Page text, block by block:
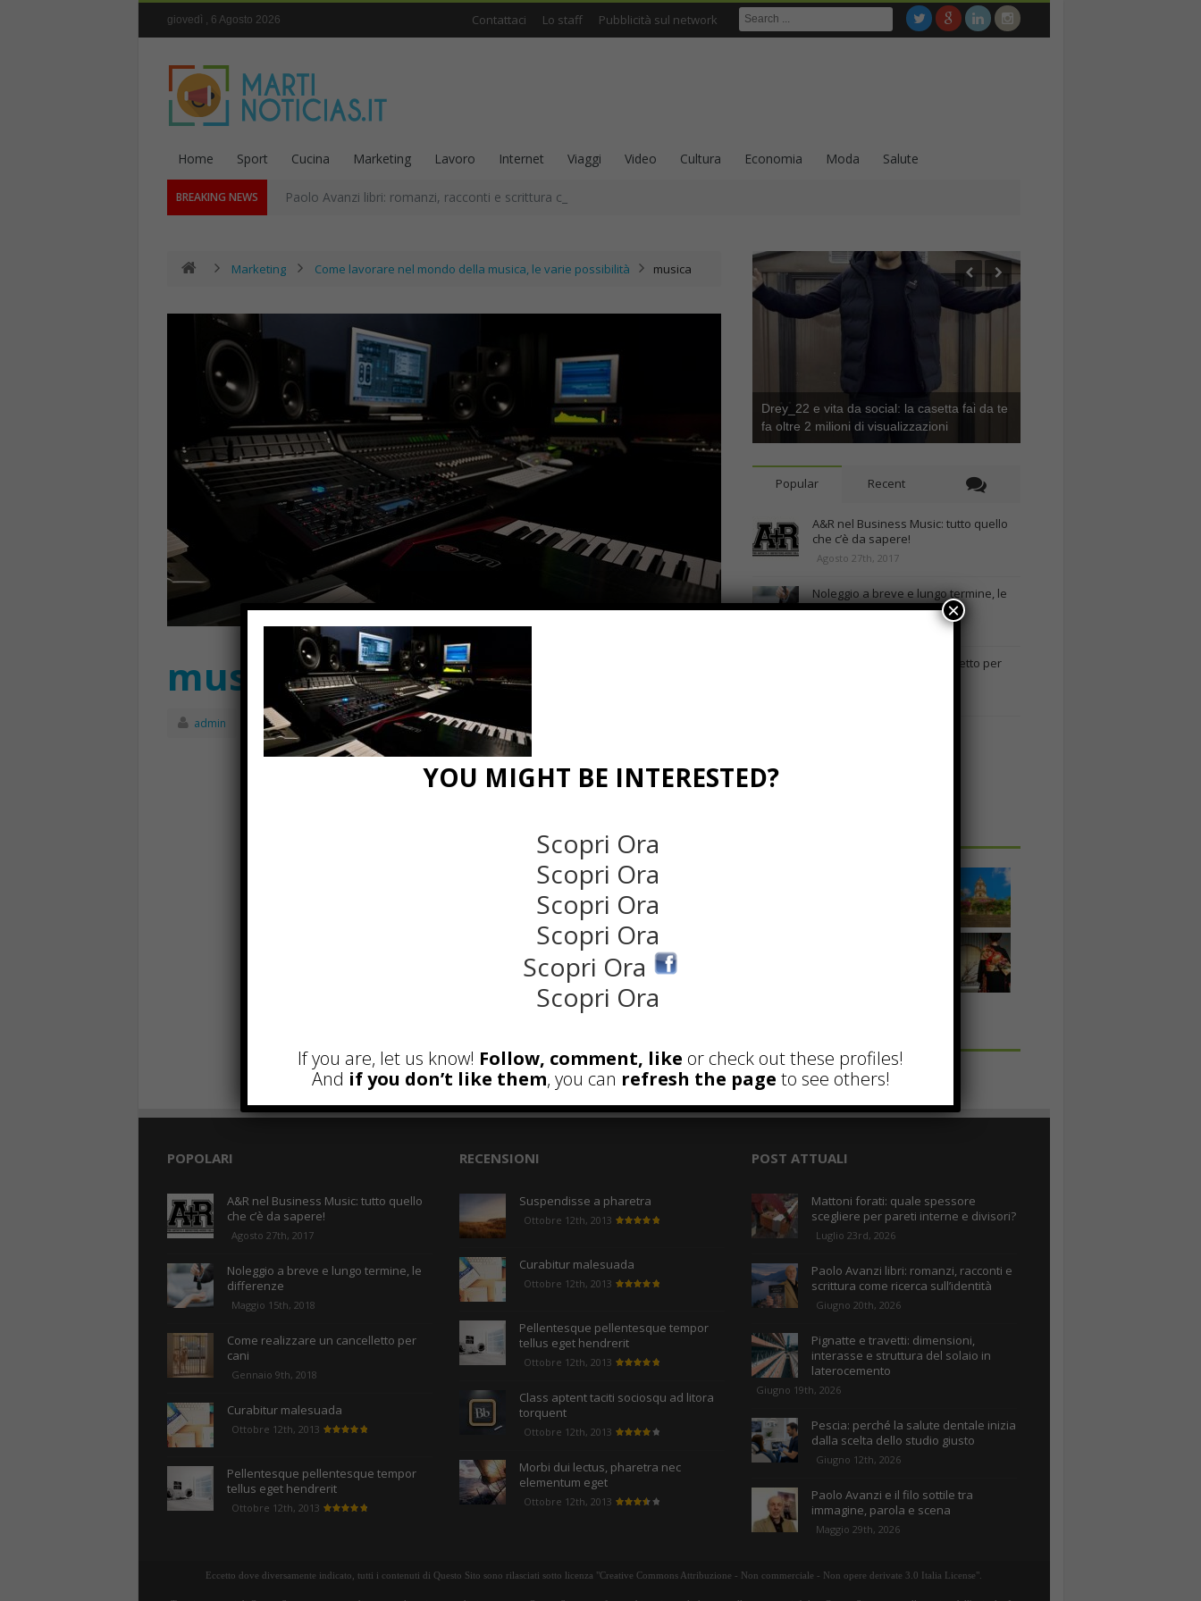
giovedì , 6 Agosto 2026 Contattaci Lo staff Pubblicità sul network
Home Sport Cucina Marketing Lavoro Internet Viaggi Video Cultura Economia Moda Salute
BREAKING NEWS Paolo Avanzi libri: romanzi, racconti e scrittura come ricerca sull’identità
Marketing Come lavorare nel mondo della musica, le varie possibilità musica
musica
admin Settembre 9th, 2017 0 Comments
Drey_22 e vita da social: la casetta fai da te
fa oltre 2 milioni di visualizzazioni
Popular Recent
A&R nel Business Music: tutto quello
che c’è da sapere!
Agosto 27th, 2017
Noleggio a breve e lungo termine, le
differenze
Come realizzare un cancelletto per
POPOLARI
A&R nel Business Music: tutto quello
che c’è da sapere!
Agosto 27th, 2017
Noleggio a breve e lungo termine, le
differenze
Maggio 15th, 2018
Come realizzare un cancelletto per
cani
Gennaio 9th, 2018
Curabitur malesuada
Ottobre 12th, 2013
Pellentesque pellentesque tempor
tellus eget hendrerit
Ottobre 12th, 2013
RECENSIONI
Suspendisse a pharetra
Ottobre 12th, 2013
Curabitur malesuada
Ottobre 12th, 2013
Pellentesque pellentesque tempor
tellus eget hendrerit
Ottobre 12th, 2013
Class aptent taciti sociosqu ad litora
torquent
Ottobre 12th, 2013
Morbi dui lectus, pharetra nec
elementum eget
Ottobre 12th, 2013
POST ATTUALI
Mattoni forati: quale spessore
scegliere per pareti interne e divisori?
Luglio 23rd, 2026
Paolo Avanzi libri: romanzi, racconti e
scrittura come ricerca sull’identità
Giugno 20th, 2026
Pignatte e travetti: dimensioni,
interasse e struttura del solaio in
laterocemento
Giugno 19th, 2026
Pescia: perché la salute dentale inizia
dalla scelta dello studio giusto
Giugno 12th, 2026
Paolo Avanzi e il filo sottile tra
immagine, parola e scena
Maggio 29th, 2026
Eccetto dove diversamente indicato, tutti i contenuti di Questo Sito sono rilasciati sotto licenza "Creative Commons Attribuzione - Non commerciale - Non opere derivate 3.0 Italia License".
YOU MIGHT BE INTERESTED?
Scopri Ora
Scopri Ora
Scopri Ora
Scopri Ora
Scopri Ora
Scopri Ora
If you are, let us know! Follow, comment, like or check out these profiles!
And if you don’t like them, you can refresh the page to see others!
×